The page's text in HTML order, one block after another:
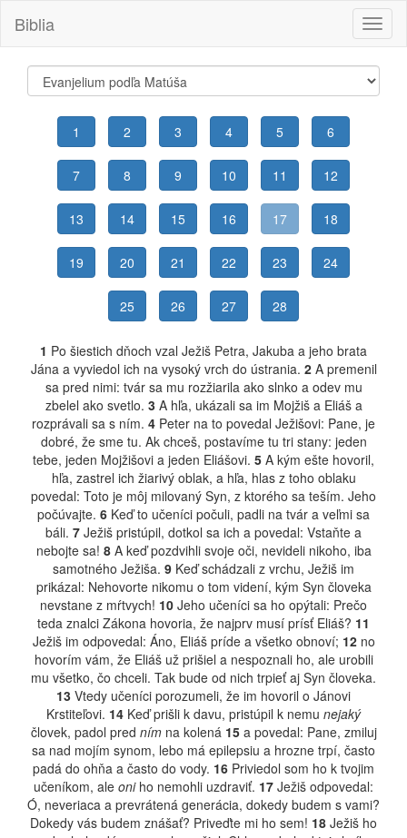
Biblia
1 2 3 4 5 6
7 8 9 10 11 12
13 14 15 16 17 18
19 20 21 22 23 24
25 26 27 28
1 Po šiestich dňoch vzal Ježiš Petra, Jakuba a jeho brata
Jána a vyviedol ich na vysoký vrch do ústrania. 2A premenil
sa pred nimi: tvár sa mu rozžiarila ako slnko a odev mu
zbelel ako svetlo. 3A hľa, ukázali sa im Mojžiš a Eliáš a
rozprávali sa s ním. 4 Peter na to povedal Ježišovi: Pane, je
dobré, že sme tu. Ak chceš, postavíme tu tri stany: jeden
tebe, jeden Mojžišovi a jeden Eliášovi. 5 A kým ešte hovoril,
hľa, zastrel ich žiarivý oblak, a hľa, hlas z toho oblaku
povedal: Toto je môj milovaný Syn, z ktorého sa teším. Jeho
počúvajte. 6 Keď to učeníci počuli, padli na tvár a veľmi sa
báli. 7 Ježiš pristúpil, dotkol sa ich a povedal: Vstaňte a
nebojte sa! 8A keď pozdvihli svoje oči, nevideli nikoho, iba
samotného Ježiša. 9 Keď schádzali z vrchu, Ježiš im
prikázal: Nehovorte nikomu o tom videní, kým Syn človeka
nevstane z mŕtvych! 10 Jeho učeníci sa ho opýtali: Prečo
teda znalci Zákona hovoria, že najprv musí prísť Eliáš? 11
Ježiš im odpovedal: Áno, Eliáš príde a všetko obnoví; 12no
hovorím vám, že Eliáš už prišiel a nespoznali ho, ale urobili
mu všetko, čo chceli. Tak bude od nich trpieť aj Syn človeka.
13 Vtedy učeníci porozumeli, že im hovoril o Jánovi
Krstiteľovi. 14 Keď prišli k davu, pristúpil k nemu nejaký
človek, padol pred nímna kolená 15a povedal: Pane, zmiluj
sa nad mojím synom, lebo má epilepsiu a hrozne trpí, často
padá do ohňa a často do vody. 16 Priviedol som ho k tvojim
učeníkom, ale oniho nemohli uzdraviť. 17 Ježiš odpovedal:
Ó, neveriaca a prevrátená generácia, dokedy budem s vami?
Dokedy vás budem znášať? Priveďte mi ho sem! 18 Ježiš ho